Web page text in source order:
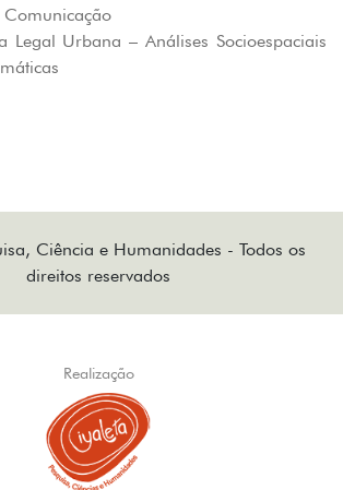
Legal Urbana – Análises Socioespaciais
Ciência e Humanidades - Todos os
direitos reservados
Realização